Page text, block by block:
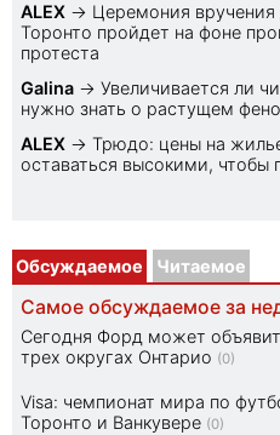
ALEX → Церемония
Торонто пройдет на фоне
протеста
Galina → Увеличивается ли
нужно знать о растущем
ALEX → Трюдо: цены на
оставаться высокими, чтобы
Обсуждаемое Читаемое
Самое обсуждаемое за
Сегодня Форд может
трех округах Онтарио (0)
Visa: чемпионат мира по
Торонто и Ванкувере (0)